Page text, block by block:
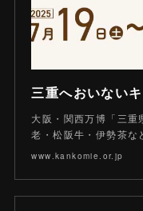
大阪・関西万博「三
老・松阪牛・伊勢茶
www.kankomie.or.jp